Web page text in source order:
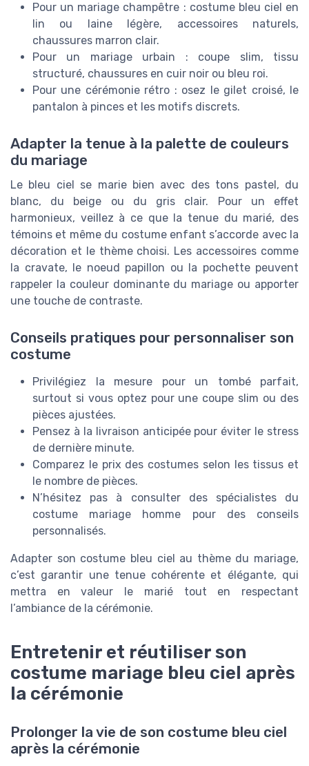
Pour un mariage champêtre : costume bleu ciel en
lin ou laine légère, accessoires naturels,
chaussures marron clair.
Pour un mariage urbain : coupe slim, tissu
structuré, chaussures en cuir noir ou bleu roi.
Pour une cérémonie rétro : osez le gilet croisé, le
pantalon à pinces et les motifs discrets.
Adapter la tenue à la palette de couleurs
du mariage
Le bleu ciel se marie bien avec des tons pastel, du
blanc, du beige ou du gris clair. Pour un effet
harmonieux, veillez à ce que la tenue du marié, des
témoins et même du costume enfant s’accorde avec la
décoration et le thème choisi. Les accessoires comme
la cravate, le noeud papillon ou la pochette peuvent
rappeler la couleur dominante du mariage ou apporter
une touche de contraste.
Conseils pratiques pour personnaliser son
costume
Privilégiez la mesure pour un tombé parfait,
surtout si vous optez pour une coupe slim ou des
pièces ajustées.
Pensez à la livraison anticipée pour éviter le stress
de dernière minute.
Comparez le prix des costumes selon les tissus et
le nombre de pièces.
N’hésitez pas à consulter des spécialistes du
costume mariage homme pour des conseils
personnalisés.
Adapter son costume bleu ciel au thème du mariage,
c’est garantir une tenue cohérente et élégante, qui
mettra en valeur le marié tout en respectant
l’ambiance de la cérémonie.
Entretenir et réutiliser son
costume mariage bleu ciel après
la cérémonie
Prolonger la vie de son costume bleu ciel
après la cérémonie